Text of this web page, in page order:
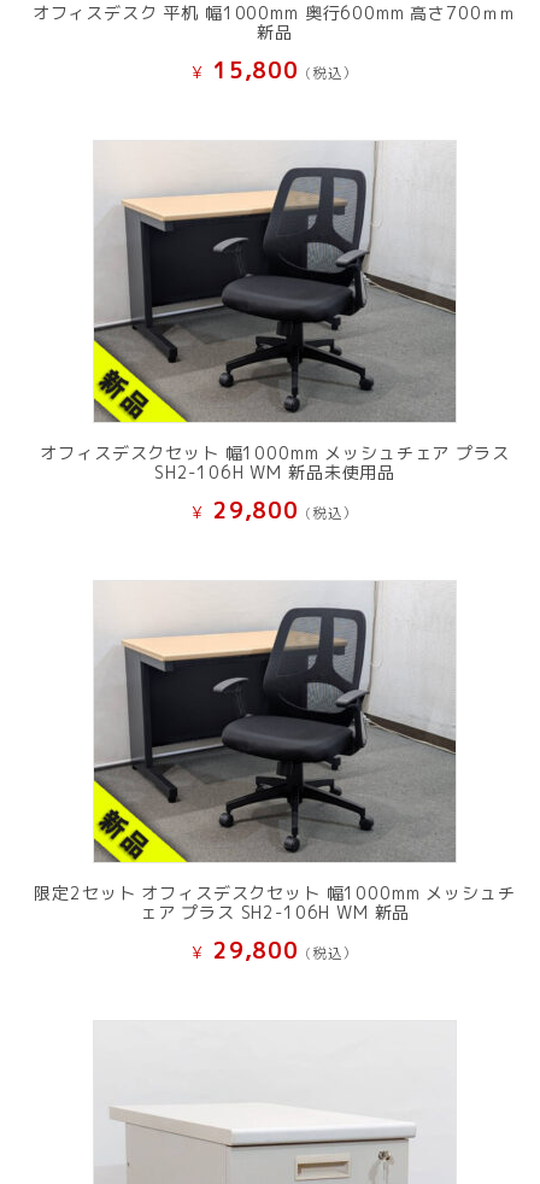
オフィスデスク 平机 幅1000mm 奥行600mm 高さ700ｍｍ
新品
¥ 15,800 (税込）
オフィスデスクセット 幅1000mm メッシュチェア プラス
SH2-106H WM 新品未使用品
¥ 29,800 (税込）
限定2セット オフィスデスクセット 幅1000mm メッシュチ
ェア プラス SH2-106H WM 新品
¥ 29,800 (税込）